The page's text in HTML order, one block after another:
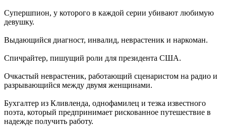
Супершпион, у которого в каждой серии убивают любимую
девушку.
Выдающийся диагност, инвалид, неврастеник и наркоман.
Спичрайтер, пишущий роли для президента США.
Очкастый неврастеник, работающий сценаристом на радио и
разрывающийся между двумя женщинами.
Бухгалтер из Кливленда, однофамилец и тезка известного
поэта, который предпринимает рискованное путешествие в
надежде получить работу.